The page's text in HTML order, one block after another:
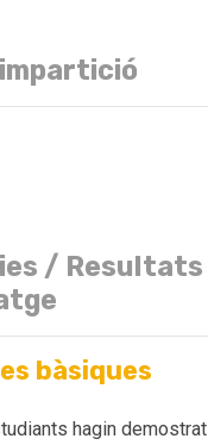
/ Resultats
bàsiques
hagin